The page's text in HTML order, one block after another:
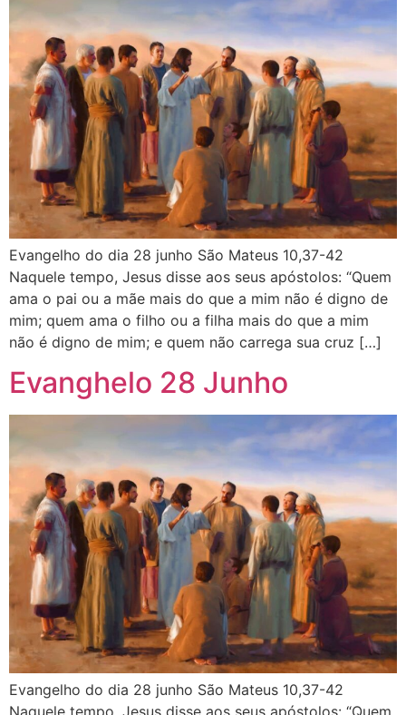
Evangelho do dia 28 junho São Mateus 10,37-42
Naquele tempo, Jesus disse aos seus apóstolos: “Quem
ama o pai ou a mãe mais do que a mim não é digno de
mim; quem ama o filho ou a filha mais do que a mim
não é digno de mim; e quem não carrega sua cruz […]
Evanghelo 28 Junho
Evangelho do dia 28 junho São Mateus 10,37-42